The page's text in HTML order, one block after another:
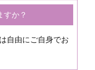
すか？
自由にご自身でお